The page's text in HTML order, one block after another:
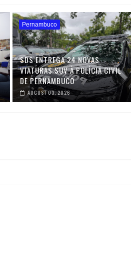
Pernambuco
SDS ENTREGA 24 NOVAS
VIATURAS SUV À POLÍCIA CIVIL
DE PERNAMBUCO
AUGUST 03, 2026